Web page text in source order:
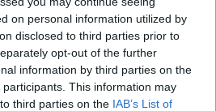
on personal information utilized by
disclosed to third parties prior to
opt-out of the further
information by third parties on the
participants. This information may
third parties on the IAB’s List of
And It Dies From A Drop Of
Plain...